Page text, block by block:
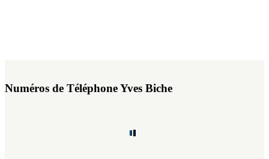
Numéros de Téléphone Yves Biche